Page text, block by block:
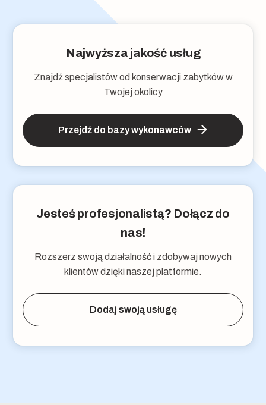
Najwyższa jakość usług
Znajdź specjalistów od konserwacji zabytków w
Twojej okolicy
Przejdź do bazy wykonawców
Jesteś profesjonalistą? Dołącz do
nas!
Rozszerz swoją działalność i zdobywaj nowych
klientów dzięki naszej platformie.
Dodaj swoją usługę